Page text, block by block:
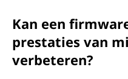
Kan een
prestaties van
verbeteren?